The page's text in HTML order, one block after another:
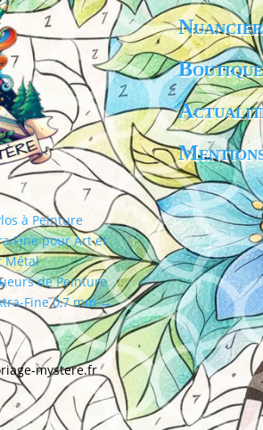
à Peinture
Fine pour Art et
Métal
de Peinture
Fine 0,7 mm→
Boutique
mystere.fr